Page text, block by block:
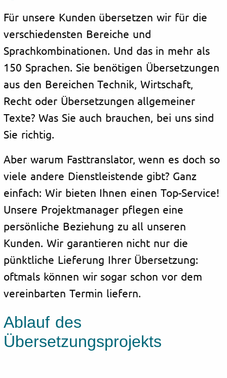
Für unsere Kunden übersetzen wir für die
verschiedensten Bereiche und
Sprachkombinationen. Und das in mehr als
150 Sprachen. Sie benötigen Übersetzungen
aus den Bereichen Technik, Wirtschaft,
Recht oder Übersetzungen allgemeiner
Texte? Was Sie auch brauchen, bei uns sind
Sie richtig.
Aber warum Fasttranslator, wenn es doch so
viele andere Dienstleistende gibt? Ganz
einfach: Wir bieten Ihnen einen Top-Service!
Unsere Projektmanager pflegen eine
persönliche Beziehung zu all unseren
Kunden. Wir garantieren nicht nur die
pünktliche Lieferung Ihrer Übersetzung:
oftmals können wir sogar schon vor dem
vereinbarten Termin liefern.
Ablauf des
Übersetzungsprojekts